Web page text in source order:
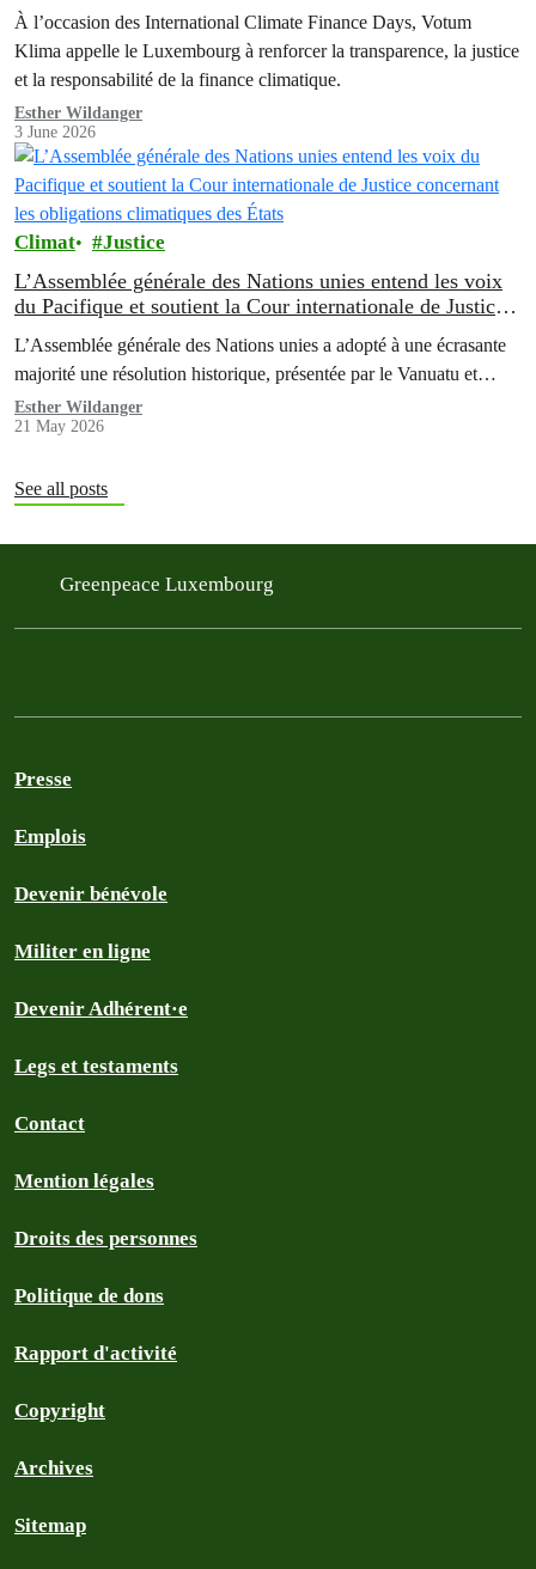
À l’occasion des International Climate Finance Days, Votum
Klima appelle le Luxembourg à renforcer la transparence, la justice
et la responsabilité de la finance climatique.
Esther Wildanger
3 June 2026
Climat Justice
L’Assemblée générale des Nations unies entend les voix
du Pacifique et soutient la Cour internationale de Justice
concernant les obligations climatiques des États
L’Assemblée générale des Nations unies a adopté à une écrasante
majorité une résolution historique, présentée par le Vanuatu et…
Esther Wildanger
21 May 2026
See all posts
Greenpeace Luxembourg
Presse
Emplois
Devenir bénévole
Militer en ligne
Devenir Adhérent·e
Legs et testaments
Contact
Mention légales
Droits des personnes
Politique de dons
Rapport d'activité
Copyright
Archives
Sitemap